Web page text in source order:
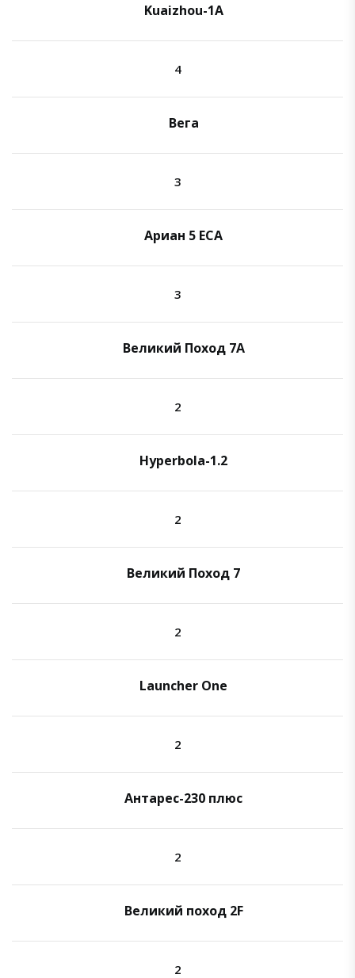
Kuaizhou-1A
4
Вега
3
Ариан 5 ECA
3
Великий Поход 7A
2
Hyperbola-1.2
2
Великий Поход 7
2
Launcher One
2
Антарес-230 плюс
2
Великий поход 2F
2